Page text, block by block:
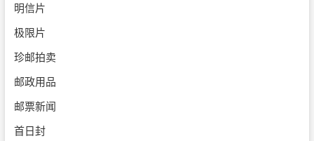
明信片
极限片
珍邮拍卖
邮政用品
邮票新闻
首日封